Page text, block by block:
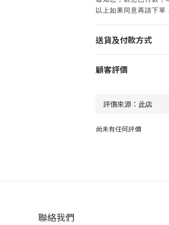
以上如果同意再請下單
送貨及付款方式
顧客評價
尚未有任何評價
聯絡我們